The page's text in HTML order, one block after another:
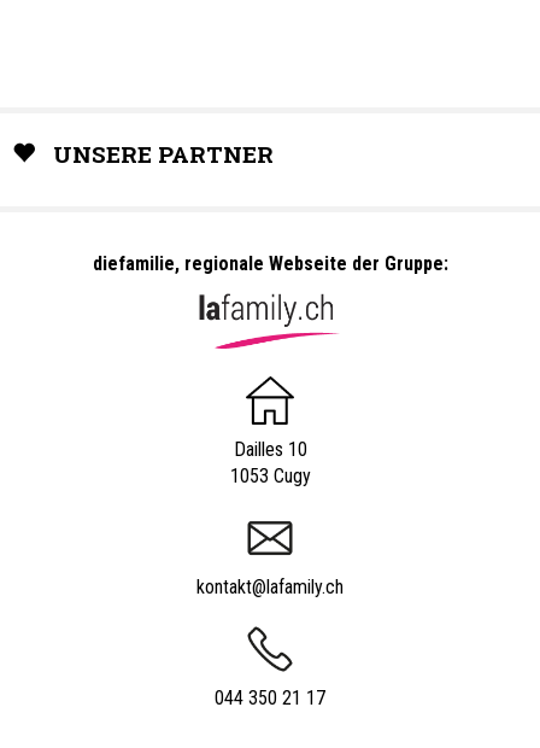
UNSERE PARTNER
diefamilie, regionale Webseite der Gruppe:
Dailles 10
1053 Cugy
kontakt@lafamily.ch
044 350 21 17